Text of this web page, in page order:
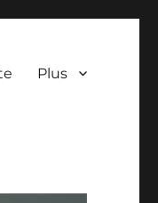
Plus